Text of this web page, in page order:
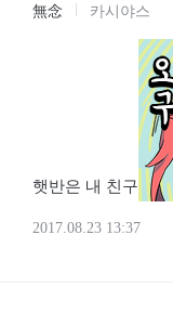
無念 카시야스
햇반은 내 친구
2017.08.23 13:37